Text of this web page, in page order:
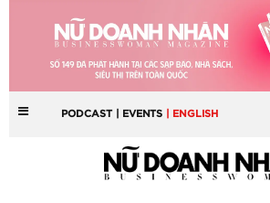
PODCAST | EVENTS | ENGLISH